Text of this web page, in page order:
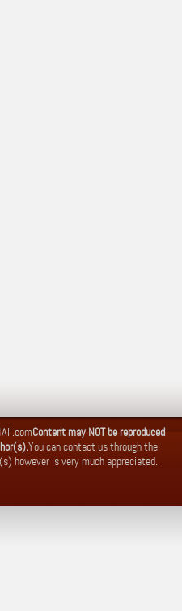
Content may NOT be reproduced
You can contact us through the
however is very much appreciated.